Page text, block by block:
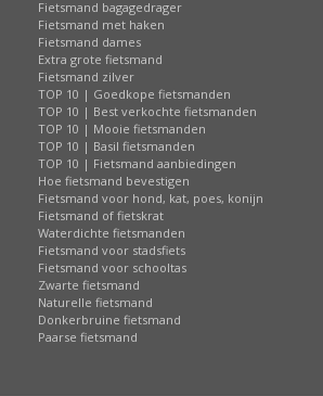
Fietsmand bagagedrager
Fietsmand met haken
Fietsmand dames
Extra grote fietsmand
Fietsmand zilver
TOP 10 | Goedkope fietsmanden
TOP 10 | Best verkochte fietsmanden
TOP 10 | Mooie fietsmanden
TOP 10 | Basil fietsmanden
TOP 10 | Fietsmand aanbiedingen
Hoe fietsmand bevestigen
Fietsmand voor hond, kat, poes, konijn
Fietsmand of fietskrat
Waterdichte fietsmanden
Fietsmand voor stadsfiets
Fietsmand voor schooltas
Zwarte fietsmand
Naturelle fietsmand
Donkerbruine fietsmand
Paarse fietsmand